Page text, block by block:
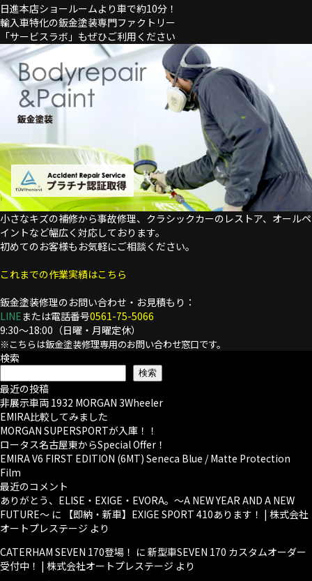
日進本店ショールームより車で約10分！
輸入車特化の鈑金塗装専門ファクトリー
「サービスラボ」もぜひご利用ください
小さなキズの補修から事故修理、クラシックカーのレストア、オールペ
イントなど幅広く対応しております。
初めてのお客様もお気軽にご相談ください。
これまでの作業実績はこちら
鈑金塗装修理のお問い合わせ・お見積もり：
LINEまたは電話番号0561-75-5066
9:30～18:00（日曜・月曜定休）
※こちらは鈑金塗装修理専用のお問い合わせ窓口です。
検索
検索
最近の投稿
非展示車両 1932 MORGAN 3Wheeler
EMIRA比較してみました
MORGAN SUPERSPORTが入庫！！
ロータス名古屋東からSpecial Offer！
EMIRA V6 FIRST EDITION (6MT) Seneca Blue / Matte Protection
Film
最近のコメント
ありがとう、ELISE・EXIGE・EVORA。～A NEW YEAR AND A NEW
FUTURE～ に
【即納・新車】EXIGE SPORT 410あります！ | 株式会社
オートプレステージ より
CATERHAM SEVEN 170登場！ に 新型車SEVEN 170 カスタムオーダー
受付中！ | 株式会社オートプレステージ より